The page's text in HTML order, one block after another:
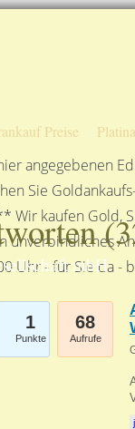
Preise
angegebenen
Sie
kaufen Gold,
unverbindliches
Uhr - für Sie
(
mbH
1
Punkte
68
Aufrufe